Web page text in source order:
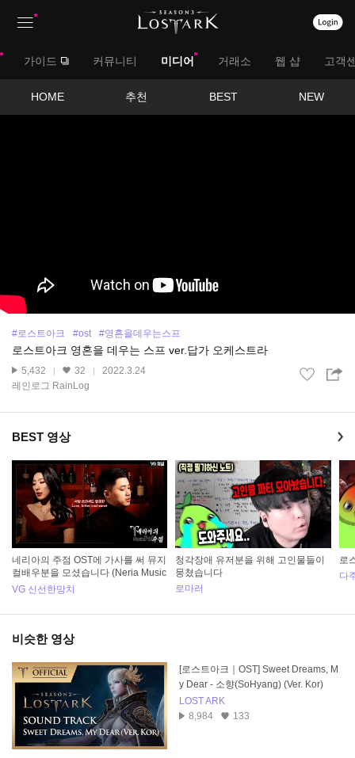
상
대
가이드 커뮤니티 미디어 거래소 웹 샵 고객
HOME 추천 BEST NEW
#로스트아크 #ost #영혼을데우는스프
로스트아크 영혼을 데우는 스프 ver.답가 오케스트라
5,432 32
2022.3.24
레인로그 RainLog
BEST 영상
네리아의 주점 OST에 가사를 써 뮤지
컬배우분을 모셨습니다 (Neria Music
al)
VG 신선한망치
청각장애 유저분을 위해 고인물들이
뭉쳤습니다
로마러
로
다
비슷한 영상
[로스트아크｜OST] Sweet Dreams, M
y Dear - 소향(SoHyang) (Ver. Kor)
LOST ARK
8,984
133